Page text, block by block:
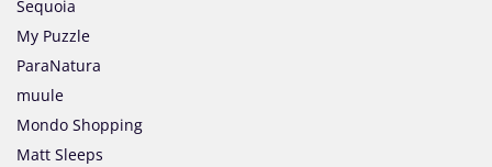
Sequoia
My Puzzle
ParaNatura
muule
Mondo Shopping
Matt Sleeps